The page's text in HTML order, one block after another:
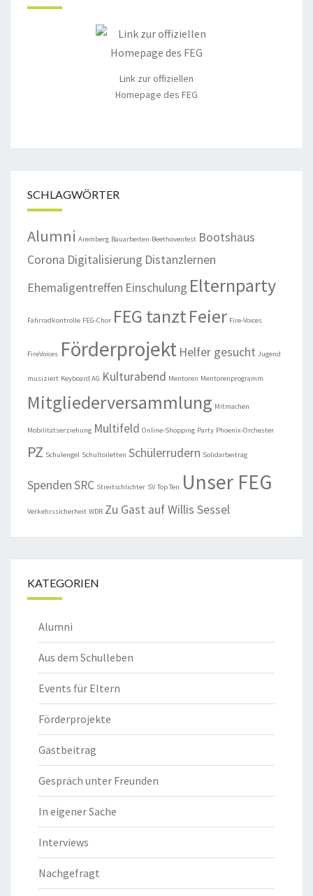
Link zur offiziellen
Homepage des FEG
SCHLAGWÖRTER
Alumni Aremberg Bauarbeiten Beethovenfest Bootshaus
Corona Digitalisierung Distanzlernen
Ehemaligentreffen Einschulung Elternparty
Fahrradkontrolle FEG-Chor FEG tanztFeier Fire-Voices
FireVoices Förderprojekt Helfer gesucht Jugend
musiziert Keyboard AG Kulturabend Mentoren Mentorenprogramm
Mitgliederversammlung Mitmachen
Mobilitätserziehung Multifeld Online-Shopping Party Phoenix-Orchester
PZ Schulengel Schultoiletten Schülerrudern Solidarbeitrag
SpendenSRC Streitschlichter SV Top Ten Unser FEG
Verkehrssicherheit WDR Zu Gast auf Willis Sessel
KATEGORIEN
Alumni
Aus dem Schulleben
Events für Eltern
Förderprojekte
Gastbeitrag
Gespräch unter Freunden
In eigener Sache
Interviews
Nachgefragt